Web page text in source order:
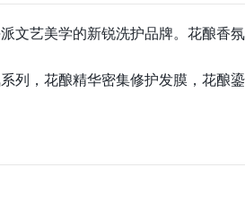
文艺美学的新锐洗护品牌。花酿香氛
列，花酿精华密集修护发膜，花酿